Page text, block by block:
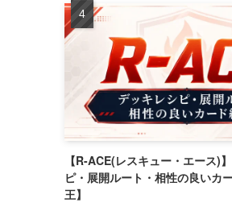
【R-ACE(レスキュー・エース)
ピ・展開ルート・相性の良いカ
王】